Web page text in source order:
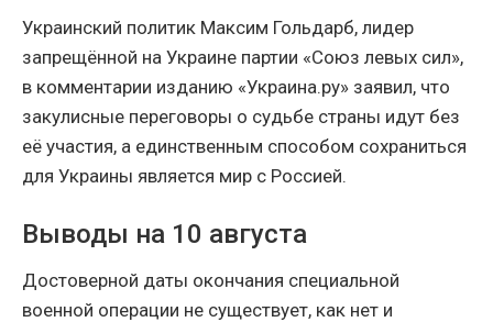
Украинский политик Максим Гольдарб, лидер
запрещённой на Украине партии «Союз левых сил»,
в комментарии изданию «Украина.ру» заявил, что
закулисные переговоры о судьбе страны идут без
её участия, а единственным способом сохраниться
для Украины является мир с Россией.
Выводы на 10 августа
Достоверной даты окончания специальной
военной операции не существует, как нет и